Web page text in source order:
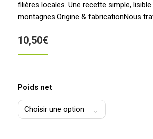
filières locales. Une recette simple,
montagnes.Origine & fabricationNous
10,50€
Poids net